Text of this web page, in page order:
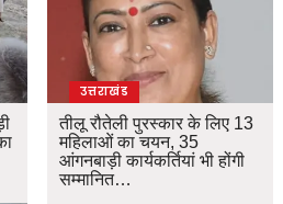
उत्तराखंड
तीलू रौतेली पुरस्कार के लिए 13
महिलाओं का चयन, 35
आंगनबाड़ी कार्यकर्तियां भी होंगी
सम्मानित…